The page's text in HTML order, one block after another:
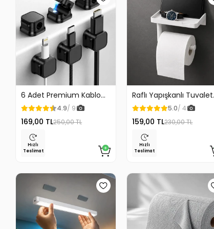
6 Adet Premium Kablo
Düzenleyici Kablo
Tutucu Mıknatıslı Kapak
Özellikli
4.9/ 9
169,00 TL250,00 TL
Hızlı
Teslimat
Raflı Yapışkanlı Tuvalet
Kağıdı Askılığı
5.0/ 4
159,00 TL230,00 TL
Hızlı
Teslimat